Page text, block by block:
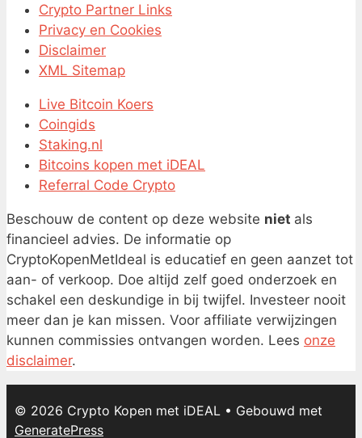
Crypto Partner Links
Privacy en Cookies
Disclaimer
XML Sitemap
Live Bitcoin Koers
Coingids
Staking.nl
Bitcoins kopen met iDEAL
Referral Code Crypto
Beschouw de content op deze website niet als
financieel advies. De informatie op
CryptoKopenMetIdeal is educatief en geen aanzet tot
aan- of verkoop. Doe altijd zelf goed onderzoek en
schakel een deskundige in bij twijfel. Investeer nooit
meer dan je kan missen. Voor affiliate verwijzingen
kunnen commissies ontvangen worden. Lees onze
disclaimer.
© 2026 Crypto Kopen met iDEAL • Gebouwd met
GeneratePress